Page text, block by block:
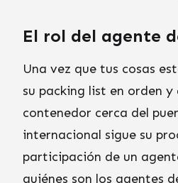
El rol del agente
Una vez que tus cosas
su packing list en orden
contenedor cerca del
internacional sigue su
participación de un
quiénes son los agentes